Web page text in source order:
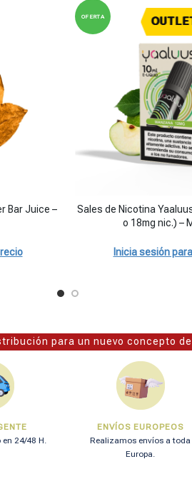
Bar Juice - Cream Tobacco cantidad
Bar Juice –
OFERTA
Sales de Nicotina
o 18mg nic.) –
Inicia sesión
para un nuevo concepto
en 24/48 H.
ENVÍOS EUROPEOS
Realizamos envíos a toda
Europa.